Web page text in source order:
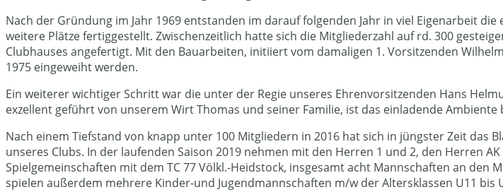
Nach der Gründung im Jahr 1969 entstanden im darauf folgenden Jahr in viel Eigenarbeit
weitere Plätze fertiggestellt. Zwischenzeitlich hatte sich die Mitgliederzahl auf rd. 300
Clubhauses angefertigt. Mit den Bauarbeiten, initiiert vom damaligen 1. Vorsitzenden
1975 eingeweiht werden.
Ein weiterer wichtiger Schritt war die unter der Regie unseres Ehrenvorsitzenden Hans
exzellent geführt von unserem Wirt Thomas und seiner Familie, ist das einladende
Nach einem Tiefstand von knapp unter 100 Mitgliedern in 2016 hat sich in jüngster Zeit das
unseres Clubs. In der laufenden Saison 2019 nehmen mit den Herren 1 und 2, den Herren
Spielgemeinschaften mit dem TC 77 Völkl.-Heidstock, insgesamt acht Mannschaften an
spielen außerdem mehrere Kinder-und Jugendmannschaften m/w der Altersklassen U11 bis